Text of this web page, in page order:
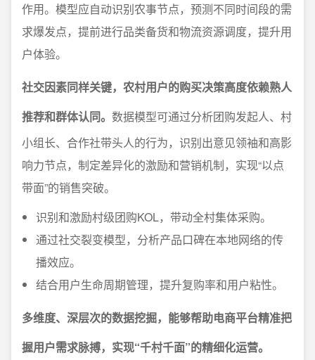
作用。模型应自动识别农事节点，预测不同时间段的需
求爆发点，提前进行品类备货和物流资源调度，提升用
户体验。
社交因素同样关键，农村用户的购买决策高度依赖熟人
推荐和群体认同。 数据模型可通过分析团购发起人、村
小组长、合作社带头人的行为，识别出意见领袖和高影
响力节点，制定差异化的激励和营销机制，实现“以点
带面”的销售突破。
识别和激励村级团购KOL，带动全村集体采购。
通过社交裂变模型，分析产品口碑在本地网络的传
播效应。
结合用户生命周期管理，提升复购率和用户粘性。
多维度、深层次的数据挖掘，能够帮助电商平台精准把
握用户需求脉搏，实现“千村千面”的精细化运营。